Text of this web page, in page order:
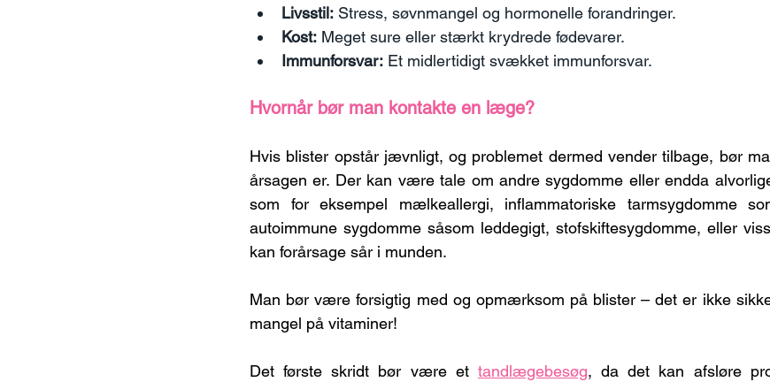
Livsstil: Stress, søvnmangel og hormonelle forandringer.
Kost: Meget sure eller stærkt krydrede fødevarer.
Immunforsvar: Et midlertidigt svækket immunforsvar.
Hvornår bør man kontakte en læge?
Hvis blister opstår jævnligt, og problemet dermed vender tilbage, bør
årsagen er. Der kan være tale om andre sygdomme eller endda
som for eksempel mælkeallergi, inflammatoriske tarmsygdomme
autoimmune sygdomme såsom leddegigt, stofskiftesygdomme, eller
kan forårsage sår i munden.
Man bør være forsigtig med og opmærksom på blister – det er ikke
mangel på vitaminer!
Det første skridt bør være et tandlægebesøg, da det kan afsløre